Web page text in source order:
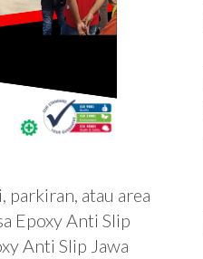
parkiran, atau area
Epoxy Anti Slip
Anti Slip Jawa